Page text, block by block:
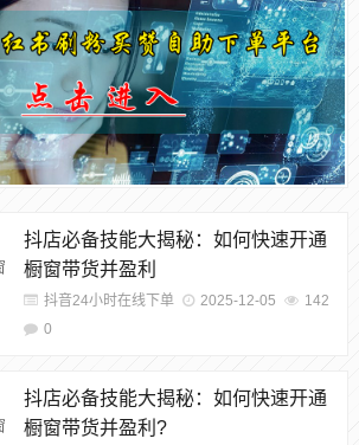
抖店必备技能大揭秘：如何快速开通
橱窗带货并盈利
抖音24小时在线下单 2025-12-05
142
0
抖店必备技能大揭秘：如何快速开通
橱窗带货并盈利?